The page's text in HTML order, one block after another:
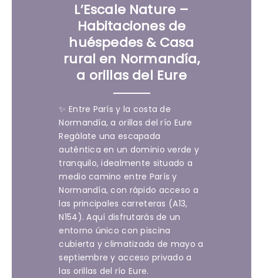
L’Escale Nature –
Habitaciones de
huéspedes & Casa
rural en Normandía,
a orillas del Eure
✨ Entre París y la costa de
Normandía, a orillas del río Eure
Regálate una escapada
auténtica en un dominio verde y
tranquilo, idealmente situado a
medio camino entre París y
Normandía, con rápido acceso a
las principales carreteras (A13,
N154). Aquí disfrutarás de un
entorno único con piscina
cubierta y climatizada de mayo a
septiembre y acceso privado a
las orillas del río Eure.